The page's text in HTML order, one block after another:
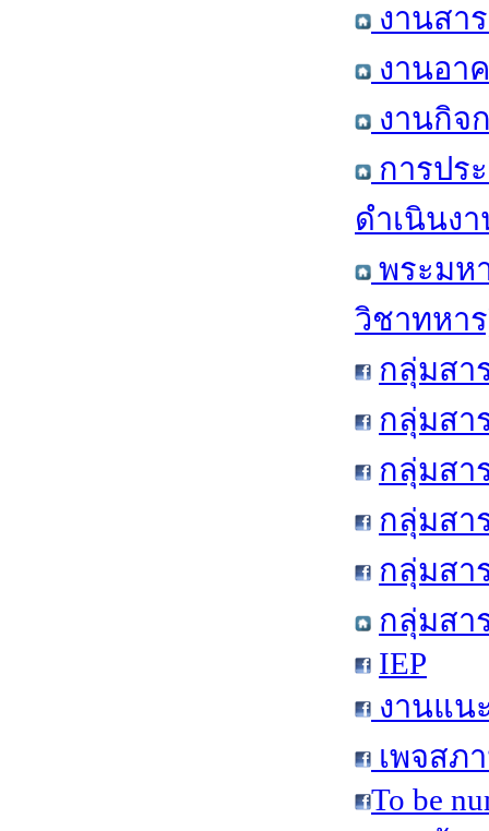
งานสา
งานอา
งานกิจ
การปร
ดำเนินง
พระมห
วิชาทหา
กลุ่มสา
กลุ่มสา
กลุ่มสา
กลุ่มสา
กลุ่มสา
กลุ่มสา
IEP
งานแน
เพจสภ
To be